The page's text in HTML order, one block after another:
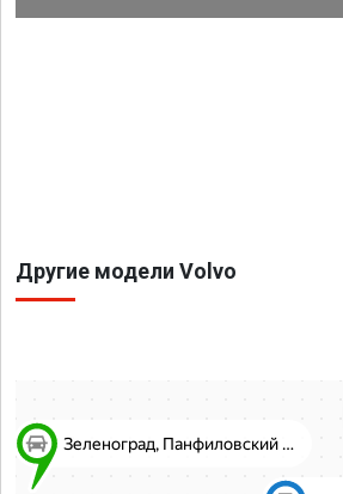
Другие модели Volvo